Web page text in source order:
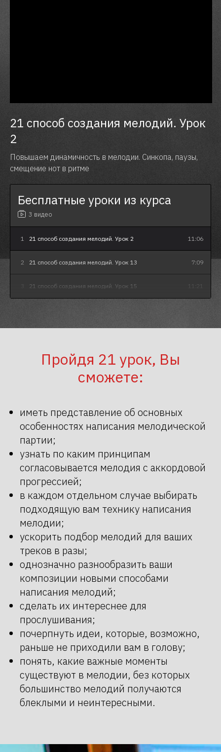
Бесплатные уроки из курса
3 видео
1 21 способ создания мелодий. Урок 2 11:06
2 21 способ создания мелодий. Урок 13 7:09
3 21 способ создания мелодий. Урок 15 11:21
21 способ создания мелодий. Урок
2
Повышаем динамичность в мелодии. Синкопа, паузы,
смещение нот в ритме
Пройдя 21 урок, Вы
сможете:
иметь представление об основных
особенностях написания мелодической
партии;
узнать по каким принципам
согласовывается мелодия с аккордовой
прогрессией;
в каждом отдельном случае выбирать
подходящую вам технику написания
мелодии;
ускорить подбор мелодий для ваших
треков в разы;
однозначно разнообразить ваши
композиции новыми способами
написания мелодий;
сделать их интереснее для
прослушивания;
почерпнуть идеи, которые, возможно,
раньше не приходили вам в голову;
понять, какие важные моменты
существуют в мелодии, без которых
большинство мелодий получаются
блеклыми и неинтересными.